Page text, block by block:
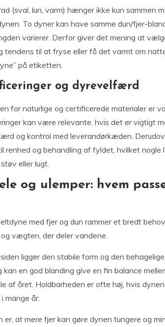
(sval, lun, varm) hænger ikke kun sammen
To dyner kan have samme dun/fjer-
varierer. Derfor giver det mening at
tendens til at fryse eller få det varmt om
på etiketten.
og dyrevelfærd
for naturlige og certificerede materialer er
kan være relevante, hvis det er vigtigt
og kontrol med leverandørkæden.
renhed og behandling af fyldet, hvilket
eller lugt.
og ulemper: hvem
med fjer og dun rammer et bredt
vægten, der deler vandene.
ligger den stabile form og den
kan en god blanding give en fin balance
af året. Holdbarheden er ofte høj, hvis
mange år.
er, at mere fjer kan gøre dynen tungere og